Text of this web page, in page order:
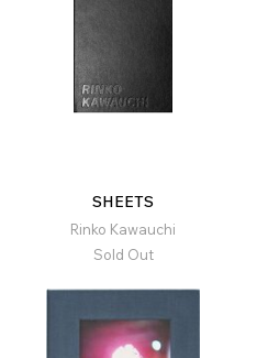
SHEETS
Rinko Kawauchi
Sold Out